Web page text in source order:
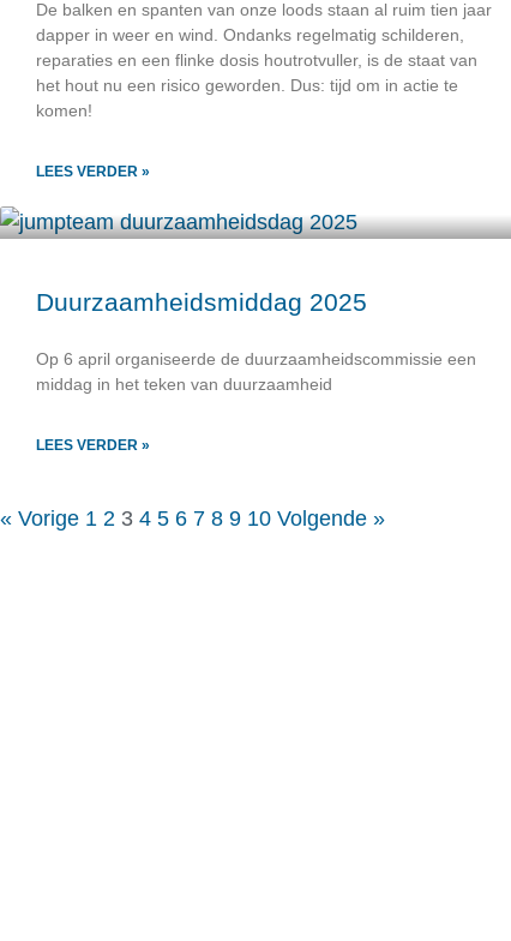
De balken en spanten van onze loods staan al ruim tien jaar
dapper in weer en wind. Ondanks regelmatig schilderen,
reparaties en een flinke dosis houtrotvuller, is de staat van
het hout nu een risico geworden. Dus: tijd om in actie te
komen!
LEES VERDER »
Duurzaamheidsmiddag 2025
Op 6 april organiseerde de duurzaamheidscommissie een
middag in het teken van duurzaamheid
LEES VERDER »
« Vorige 1 2 3 4 5 6 7 8 9 10 Volgende »